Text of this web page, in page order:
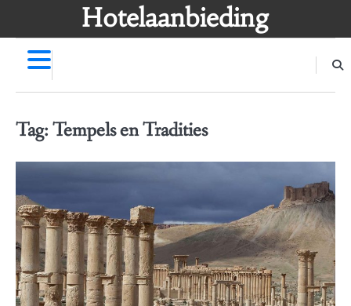
Hotelaanbieding
Tag:Tempels en Tradities